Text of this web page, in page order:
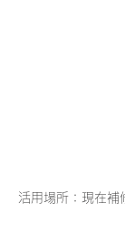
活用場所：現在補